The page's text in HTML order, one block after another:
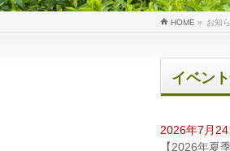
HOME » お知
イベン
2026年7月24
【2026年夏